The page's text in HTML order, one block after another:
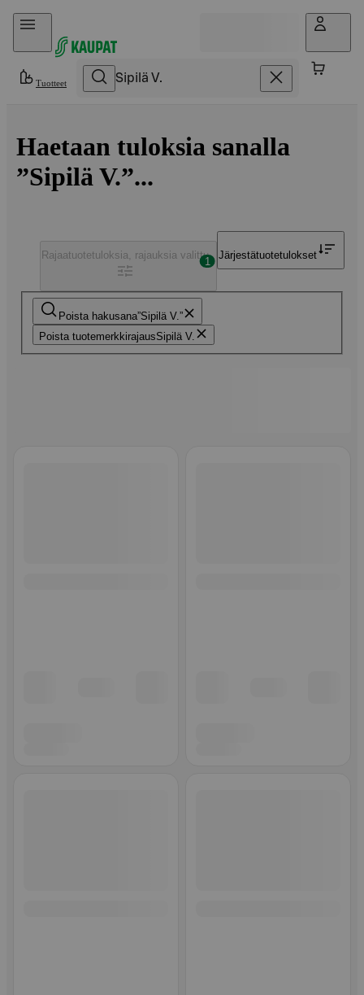
Hyppää sisältöön
Tuotteet
Haetaan tuloksia sanalla
”Sipilä V.”...
Poista hakusana Sipilä V.
Poista tuotemerkkirajausSipilä V.
Rajaatuotetuloksia, rajauksia valittu
1
Järjestätuotetulokset